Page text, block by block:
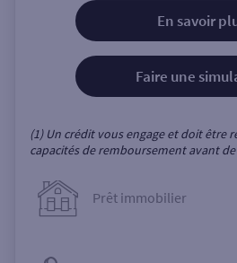
En savoir
Faire une
(1) Un crédit vous engage et doit être
capacités de remboursement avant
Prêt immobilier